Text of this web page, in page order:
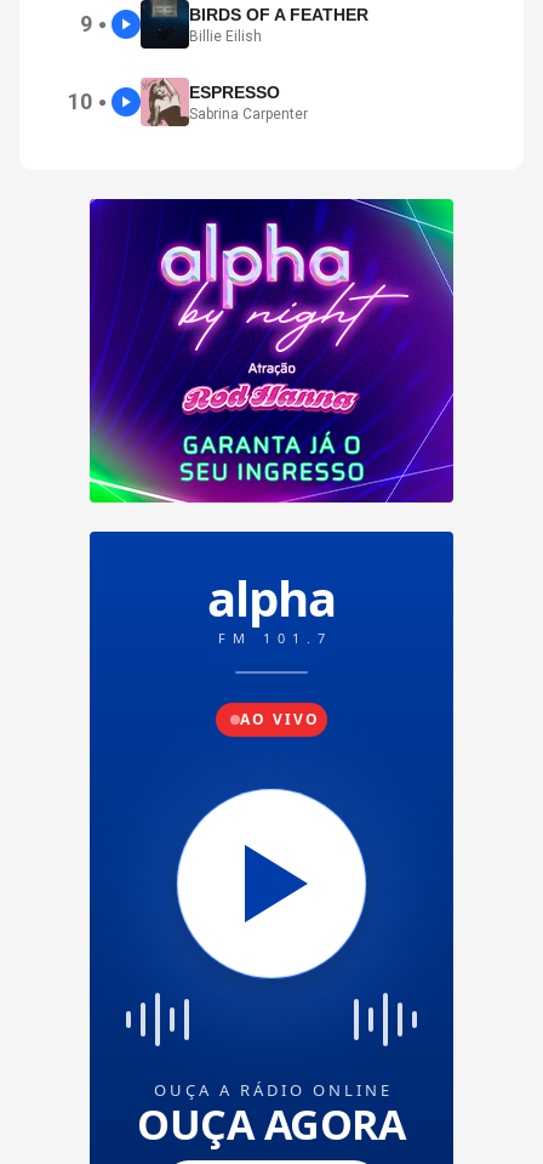
9 ● BIRDS OF A FEATHER
Billie Eilish
10 ● ESPRESSO
Sabrina Carpenter